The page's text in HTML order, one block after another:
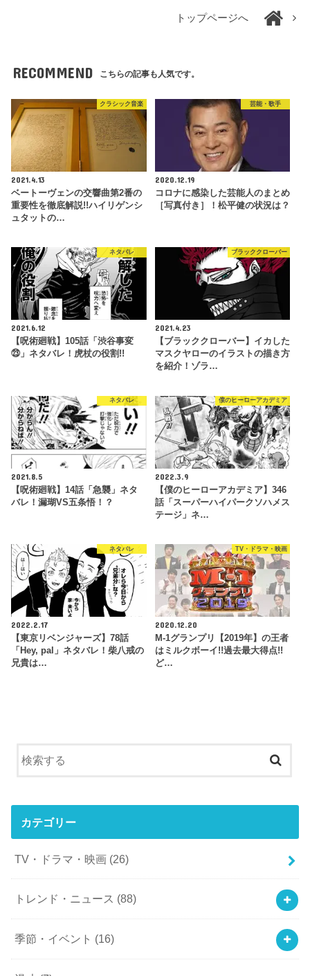
トップページへ
RECOMMEND こちらの記事も人気です。
クラシック音楽
2021.4.13
ベートーヴェンの交響曲第2番の
重要性を徹底解説!!ハイリゲンシ
ュタットの…
芸能・歌手
2020.12.19
コロナに感染した芸能人のまとめ
［写真付き］！松平健の状況は？
ネタバレ
2021.6.12
【呪術廻戦】105話「渋谷事変
㉓」ネタバレ！虎杖の役割!!
ブラッククローバー
2021.4.23
【ブラッククローバー】イカした
マスクヤローのイラストの描き方
を紹介！ゾラ…
ネタバレ
2021.8.5
【呪術廻戦】14話「急襲」ネタ
バレ！漏瑚VS五条悟！？
僕のヒーローアカデミア
2022.3.9
【僕のヒーローアカデミア】346
話「スーパーハイパークソハメス
テージ」ネ…
ネタバレ
2022.2.17
【東京リベンジャーズ】78話
「Hey, pal」ネタバレ！柴八戒の
兄貴は…
TV・ドラマ・映画
2020.12.20
M-1グランプリ【2019年】の王者
はミルクボーイ!!過去最大得点!!
ど…
カテゴリー
TV・ドラマ・映画 (26)
トレンド・ニュース (88)
季節・イベント (16)